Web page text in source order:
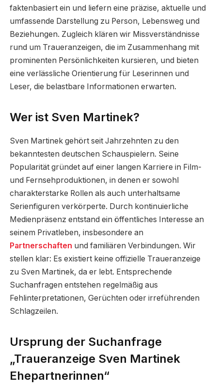
faktenbasiert ein und liefern eine präzise, aktuelle und
umfassende Darstellung zu Person, Lebensweg und
Beziehungen. Zugleich klären wir Missverständnisse
rund um Traueranzeigen, die im Zusammenhang mit
prominenten Persönlichkeiten kursieren, und bieten
eine verlässliche Orientierung für Leserinnen und
Leser, die belastbare Informationen erwarten.
Wer ist Sven Martinek?
Sven Martinek gehört seit Jahrzehnten zu den
bekanntesten deutschen Schauspielern. Seine
Popularität gründet auf einer langen Karriere in Film-
und Fernsehproduktionen, in denen er sowohl
charakterstarke Rollen als auch unterhaltsame
Serienfiguren verkörperte. Durch kontinuierliche
Medienpräsenz entstand ein öffentliches Interesse an
seinem Privatleben, insbesondere an
Partnerschaften und familiären Verbindungen. Wir
stellen klar: Es existiert keine offizielle Traueranzeige
zu Sven Martinek, da er lebt. Entsprechende
Suchanfragen entstehen regelmäßig aus
Fehlinterpretationen, Gerüchten oder irreführenden
Schlagzeilen.
Ursprung der Suchanfrage
„Traueranzeige Sven Martinek
Ehepartnerinnen“